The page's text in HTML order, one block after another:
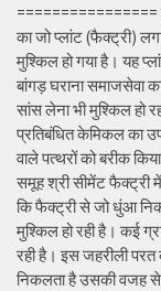
================
का जो प्लांट (फैक्ट्री)
मुश्किल हो गया है। यह
बांगड़ घराना समाजसेवा
सांस लेना भी मुश्किल हो
प्रतिबंधित केमिकल का
वाले पत्थरों को बरीक
समूह श्री सीमेंट फैक्ट्री
कि फैक्ट्री से जो धुंआ
मुश्किल हो रही है। कई
रही है। इस जहरीली परत
निकलता है उसकी वजह